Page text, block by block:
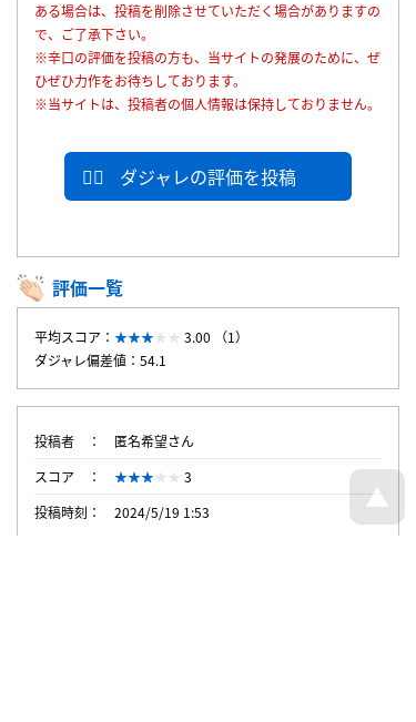
ある場合は、投稿を削除させていただく場合がありますの
で、ご了承下さい。
※辛口の評価を投稿の方も、当サイトの発展のために、ぜ
ひぜひ力作をお待ちしております。
※当サイトは、投稿者の個人情報は保持しておりません。
ダジャレの評価を投稿
評価一覧
平均スコア：
3.00 （1）
ダジャレ偏差値：54.1
投稿者
匿名希望さん
スコア
3
投稿時刻
2024/5/19 1:53